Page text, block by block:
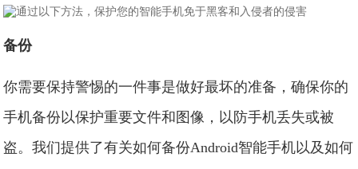
备份
你需要保持警惕的一件事是做好最坏的准备，确保你的
手机备份以保护重要文件和图像，以防手机丢失或被
盗。我们提供了有关如何备份Android智能手机以及如何